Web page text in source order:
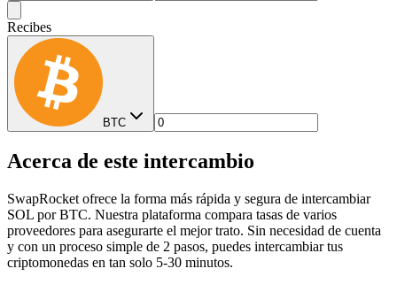
Recibes
BTC
Acerca de este intercambio
SwapRocket ofrece la forma más rápida y segura de intercambiar
SOL por BTC. Nuestra plataforma compara tasas de varios
proveedores para asegurarte el mejor trato. Sin necesidad de cuenta
y con un proceso simple de 2 pasos, puedes intercambiar tus
criptomonedas en tan solo 5-30 minutos.